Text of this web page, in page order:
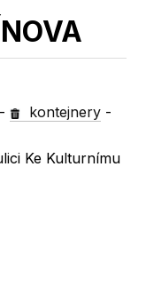
- kontejnery -
Ke Kulturnímu